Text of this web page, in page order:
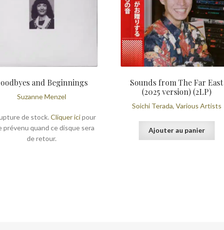
and Beginnings
Suzanne Menzel
de stock. Cliquer icipour
prévenu quand ce disque sera
de retour.
Sounds from The Far East
(2025 version) (2LP)
Soichi Terada, Various Artists
Ajouter au panier